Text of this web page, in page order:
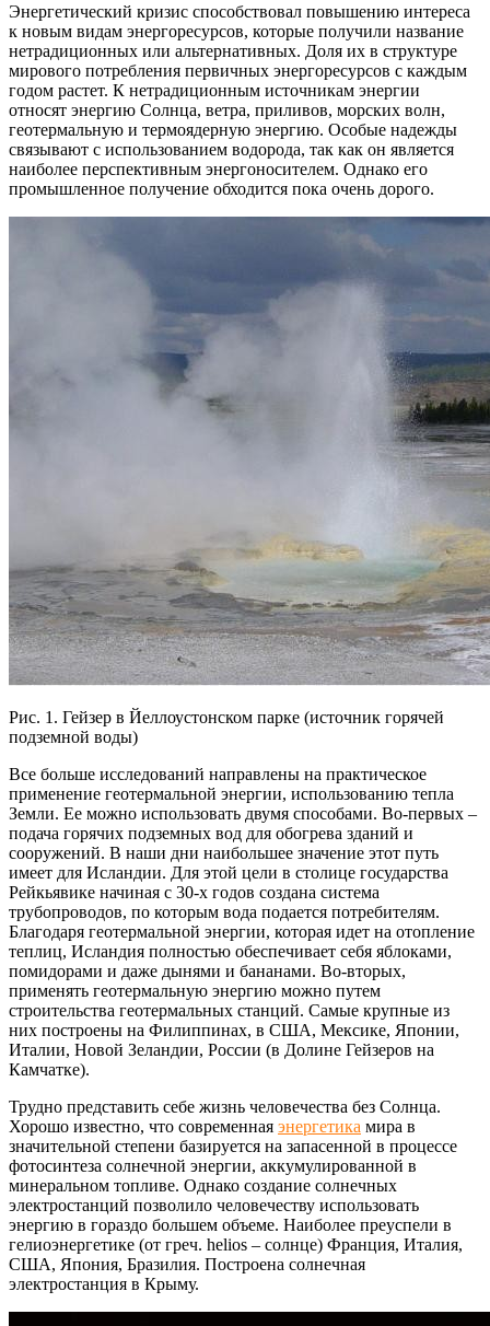
Энергетический кризис способствовал повышению интереса
к новым видам энергоресурсов, которые получили название
нетрадиционных или альтернативных. Доля их в структуре
мирового потребления первичных энергоресурсов с каждым
годом растет. К нетрадиционным источникам энергии
относят энергию Солнца, ветра, приливов, морских волн,
геотермальную и термоядерную энергию. Особые надежды
связывают с использованием водорода, так как он является
наиболее перспективным энергоносителем. Однако его
промышленное получение обходится пока очень дорого.
Рис. 1. Гейзер в Йеллоустонском парке (источник горячей
подземной воды)
Все больше исследований направлены на практическое
применение геотермальной энергии, использованию тепла
Земли. Ее можно использовать двумя способами. Во-первых –
подача горячих подземных вод для обогрева зданий и
сооружений. В наши дни наибольшее значение этот путь
имеет для Исландии. Для этой цели в столице государства
Рейкьявике начиная с 30-х годов создана система
трубопроводов, по которым вода подается потребителям.
Благодаря геотермальной энергии, которая идет на отопление
теплиц, Исландия полностью обеспечивает себя яблоками,
помидорами и даже дынями и бананами. Во-вторых,
применять геотермальную энергию можно путем
строительства геотермальных станций. Самые крупные из
них построены на Филиппинах, в США, Мексике, Японии,
Италии, Новой Зеландии, России (в Долине Гейзеров на
Камчатке).
Трудно представить себе жизнь человечества без Солнца.
Хорошо известно, что современная энергетика мира в
значительной степени базируется на запасенной в процессе
фотосинтеза солнечной энергии, аккумулированной в
минеральном топливе. Однако создание солнечных
электростанций позволило человечеству использовать
энергию в гораздо большем объеме. Наиболее преуспели в
гелиоэнергетике (от греч. helios – солнце) Франция, Италия,
США, Япония, Бразилия. Построена солнечная
электростанция в Крыму.